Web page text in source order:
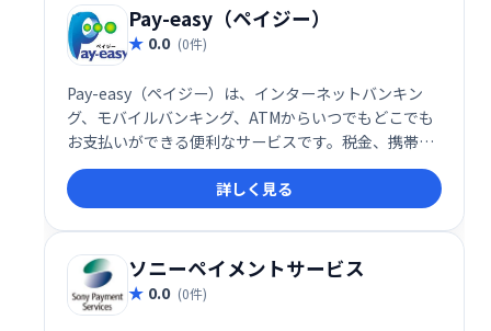
Pay-easy（ペイジー）
0.0 (0件)
Pay-easy（ペイジー）は、インターネットバンキン
グ、モバイルバンキング、ATMからいつでもどこでも
お支払いができる便利なサービスです。税金、携帯料
金などの各種料金や、ペイジーマークのある払込書に
対応しています。ゆうちょATMやゆうちょダイレクト
でもご利用いただけます。簡単・安心な決済手段とし
て、幅広い支払いをサポートします。
詳しく見る
ソニーペイメントサービス
0.0 (0件)